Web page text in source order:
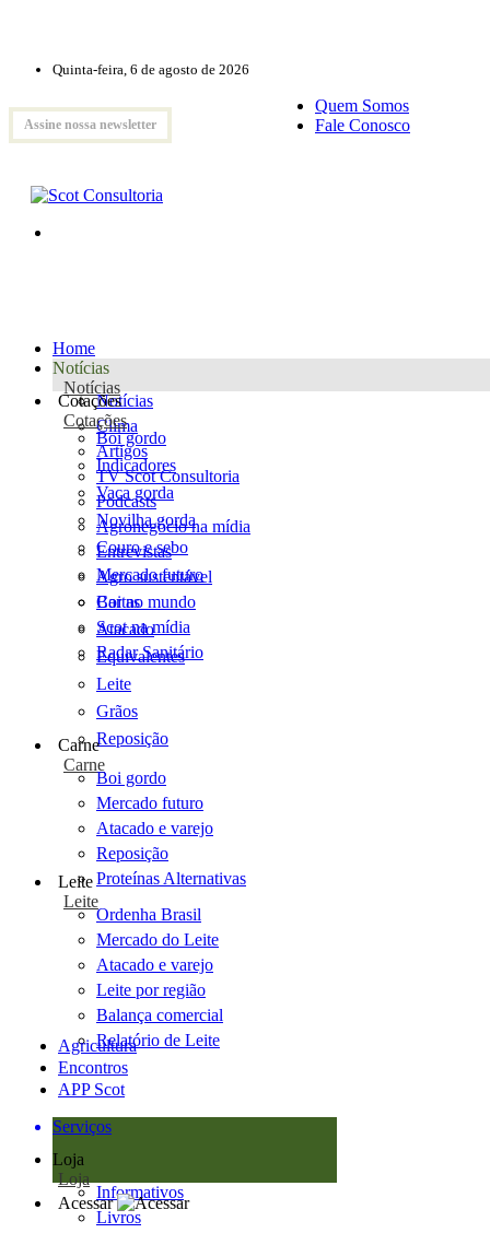
Quinta-feira, 6 de agosto de 2026
Assine nossa newsletter
Quem Somos
Fale Conosco
Home
Notícias
Notícias
Notícias
Clima
Artigos
TV Scot Consultoria
Podcasts
Agronegócio na mídia
Entrevistas
Agro sustentável
Cartas
Scot na mídia
Radar Sanitário
Cotações
Cotações
Boi gordo
Indicadores
Vaca gorda
Novilha gorda
Couro e sebo
Mercado futuro
Boi no mundo
Atacado
Equivalentes
Leite
Grãos
Reposição
Carne
Carne
Boi gordo
Mercado futuro
Atacado e varejo
Reposição
Proteínas Alternativas
Leite
Leite
Ordenha Brasil
Mercado do Leite
Atacado e varejo
Leite por região
Balança comercial
Relatório de Leite
Agricultura
Encontros
APP Scot
Serviços
Loja
Loja
Informativos
Livros
Acessar